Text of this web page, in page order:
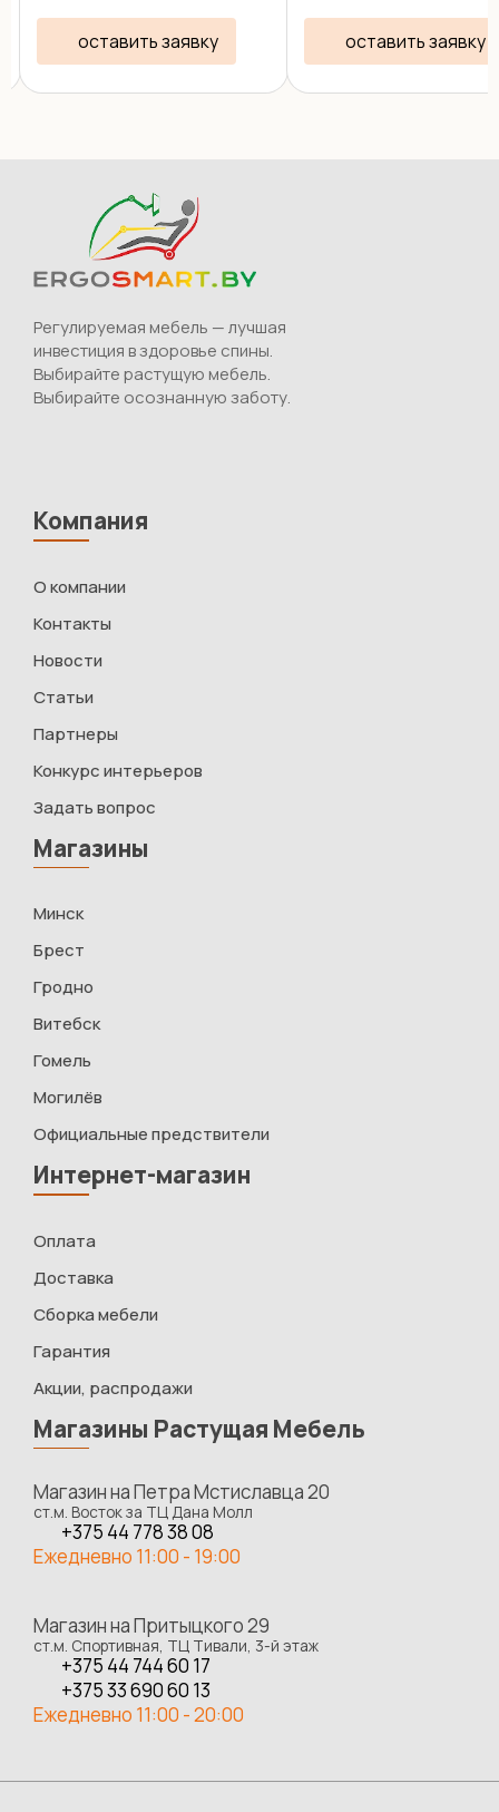
пошёл в первый класс, в
нашей семье встал вопрос о
необходимости
оставить заявку
домашние задания, ...
оставить заявку
Регулируемая мебель — лучшая
инвестиция в здоровье спины.
Выбирайте растущую мебель.
Выбирайте осознанную заботу.
Компания
О компании
Контакты
Новости
Статьи
Партнеры
Конкурс интерьеров
Задать вопрос
Магазины
Минск
Брест
Гродно
Витебск
Гомель
Могилёв
Официальные предствители
Интернет-магазин
Оплата
Доставка
Сборка мебели
Гарантия
Акции, распродажи
Магазины Растущая Мебель
Магазин на Петра Мстиславца 20
ст.м. Восток за ТЦ Дана Молл
+375 44 778 38 08
Ежедневно 11:00 - 19:00
Магазин на Притыцкого 29
ст.м. Спортивная, ТЦ Тивали, 3-й этаж
+375 44 744 60 17
+375 33 690 60 13
Ежедневно 11:00 - 20:00